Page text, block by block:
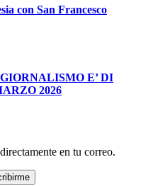
con San Francesco
E’ DI
2026
en tu correo.